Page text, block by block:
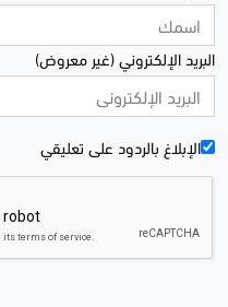
البريد الإلكتروني (غير معروض)
الإبلاغ بالردود علی تعليقي